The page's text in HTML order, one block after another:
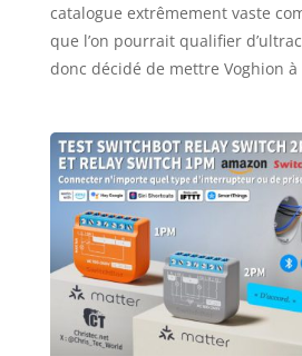
catalogue extrêmement vaste
que l’on pourrait qualifier
donc décidé de mettre Voghion à